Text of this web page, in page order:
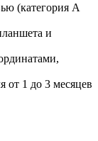
(категория А
и
от 1 до 3 месяцев